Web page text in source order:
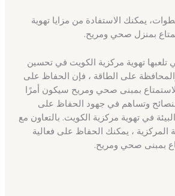
يمكنك الاستفادة من مزايا تهوية
بمنزل صحي ومريح.
تلعبها تهوية مركزية الكويت في تحسين
على الطاقة ، فإن الحفاظ على
بمبنى صحي ومريح سيكون أمرًا
وتساهم في جهود الحفاظ على
في تهوية مركزية الكويت. بالتعاون مع
المركزية ، يمكنك الحفاظ على فعالية
بمبنى صحي ومريح.